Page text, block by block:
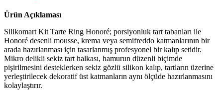
Ürün Açıklaması
Silikomart Kit Tarte Ring Honoré; porsiyonluk tart tabanları ile
Honoré desenli mousse, krema veya semifreddo katmanlarının bir
arada hazırlanması için tasarlanmış profesyonel bir kalıp setidir.
Mikro delikli sekiz tart halkası, hamurun düzenli biçimde
pişirilmesini desteklerken sekiz gözlü silikon kalıp, tartların üzerine
yerleştirilecek dekoratif üst katmanların aynı ölçüde hazırlanmasını
kolaylaştırır.